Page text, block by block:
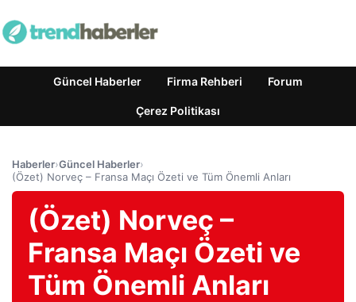
Güncel Haberler Firma Rehberi Forum
Çerez Politikası
Haberler›Güncel Haberler›
(Özet) Norveç – Fransa Maçı Özeti ve Tüm Önemli Anları
(Özet) Norveç –
Fransa Maçı Özeti ve
Tüm Önemli Anları